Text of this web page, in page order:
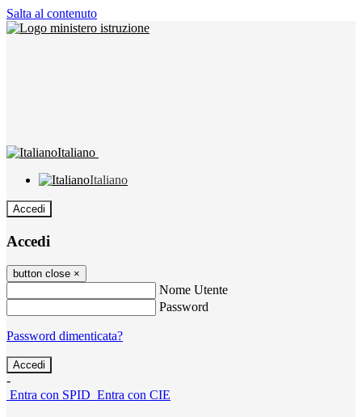
Salta al contenuto
Italiano
Italiano
Accedi
Accedi
button close ×
Nome Utente
Password
Password dimenticata?
-
Entra con SPID Entra con CIE